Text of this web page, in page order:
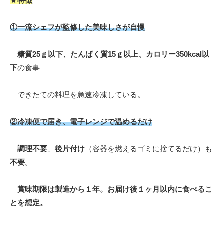
①一流シェフが監修した美味しさが自慢
糖質25ｇ以下、たんぱく質15ｇ以上、カロリー350kcal以
下の食事
できたての料理を急速冷凍している。
②冷凍便で届き、電子レンジで温めるだけ
調理不要 後片付け （容器を燃えるゴミに捨てるだけ）も
不要。
賞味期限は製造から１年。お届け後１ヶ月以内に食べるこ
とを想定。